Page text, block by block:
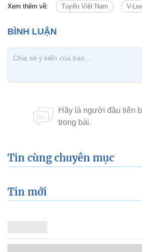
Xem thêm về: Tuyển Việt Nam V-
Tin cùng chuyên mục
Tin mới